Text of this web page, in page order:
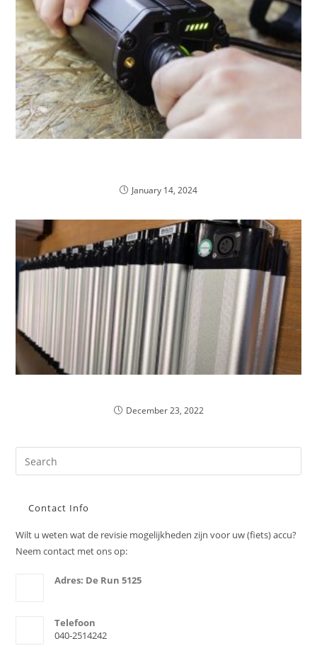
January 14, 2024
December 23, 2022
Contact Info
Wilt u weten wat de revisie mogelijkheden zijn voor uw (fiets) accu?
Neem contact met ons op:
Adres: De Run 5125
Telefoon
040-2514242